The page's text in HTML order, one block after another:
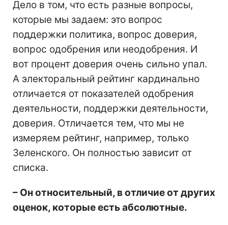
Дело в том, что есть разные вопросы,
которые мы задаем: это вопрос
поддержки политика, вопрос доверия,
вопрос одобрения или неодобрения. И
вот процент доверия очень сильно упал.
А электоральный рейтинг кардинально
отличается от показателей одобрения
деятельности, поддержки деятельности,
доверия. Отличается тем, что мы не
измеряем рейтинг, например, только
Зеленского. Он полностью зависит от
списка.
– Он относительный, в отличие от других
оценок, которые есть абсолютные.